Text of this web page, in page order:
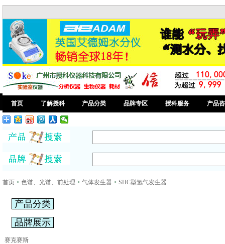
首页 了解授科 产品分类 品牌专区 授科服务 产品
首页> 色谱、光谱、前处理 > 气体发生器 > SHC型氢气发生器
产品分类
品牌展示
赛克赛斯